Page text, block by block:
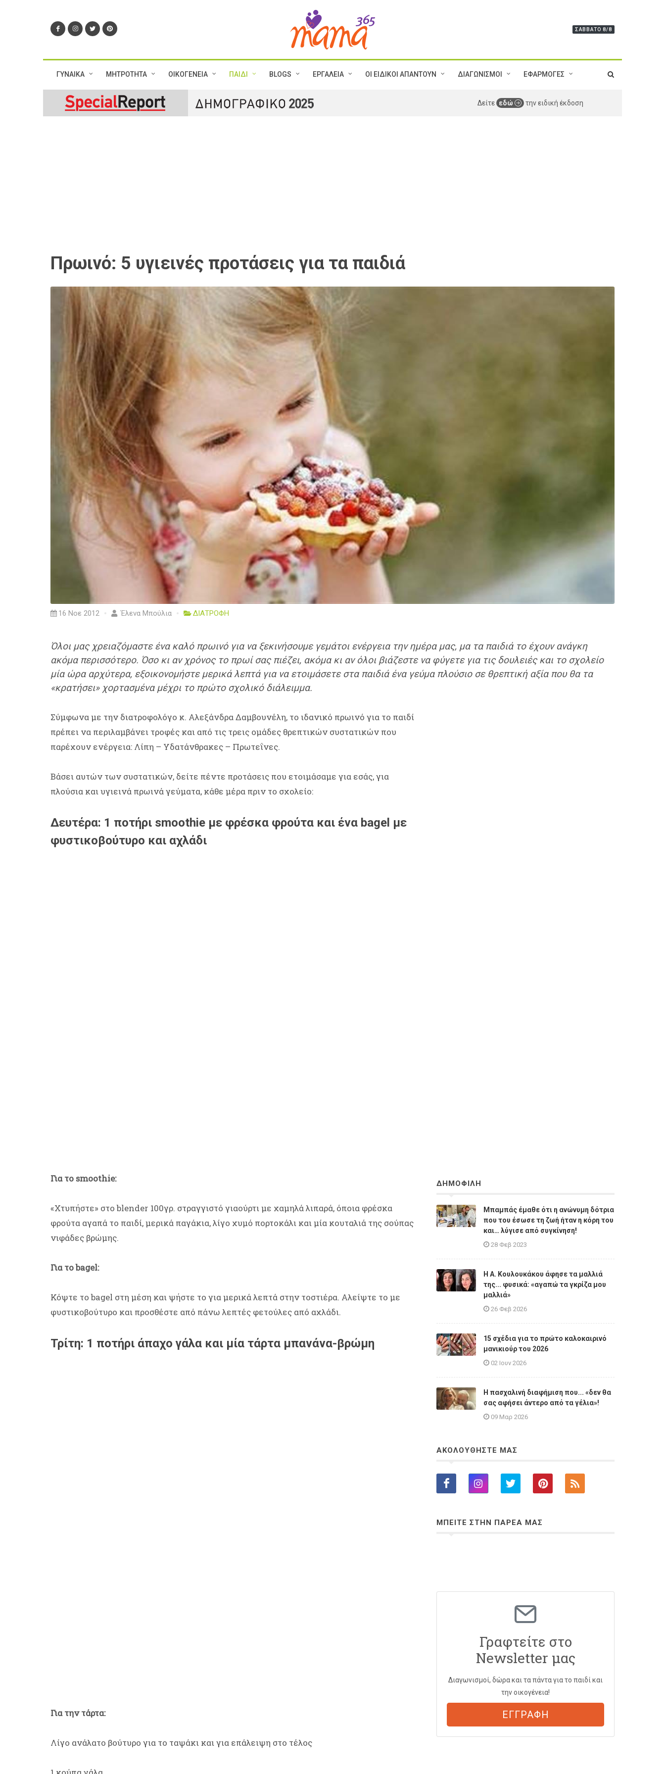
ΣΆΒΒΑΤΟ 8/8
ΓΥΝΑΙΚΑ ΜΗΤΡΟΤΗΤΑ ΟΙΚΟΓΕΝΕΙΑ ΠΑΙΔΙ BLOGS ΕΡΓΑΛΕΙΑ ΟΙ ΕΙΔΙΚΟΙ ΑΠΑΝΤΟΥΝ ΔΙΑΓΩΝΙΣΜΟΙ ΕΦΑΡΜΟΓΕΣ
Δείτε εδώ την ειδική έκδοση
Πρωινό: 5 υγιεινές προτάσεις για τα παιδιά
16 Νοε 2012 Έλενα Μπούλια ΔΙΑΤΡΟΦΗ
Όλοι μας χρειαζόμαστε ένα καλό πρωινό για να ξεκινήσουμε γεμάτοι ενέργεια την ημέρα μας, μα τα παιδιά το έχουν ανάγκη
ακόμα περισσότερο. Όσο κι αν χρόνος το πρωί σας πιέζει, ακόμα κι αν όλοι βιάζεστε να φύγετε για τις δουλειές και το σχολείο
μία ώρα αρχύτερα, εξοικονομήστε μερικά λεπτά για να ετοιμάσετε στα παιδιά ένα γεύμα πλούσιο σε θρεπτική αξία που θα τα
«κρατήσει» χορτασμένα μέχρι το πρώτο σχολικό διάλειμμα.
Σύμφωνα με την διατροφολόγο κ. Αλεξάνδρα Δαμβουνέλη, το ιδανικό πρωινό για το παιδί
πρέπει να περιλαμβάνει τροφές και από τις τρεις ομάδες θρεπτικών συστατικών που
παρέχουν ενέργεια: Λίπη – Υδατάνθρακες – Πρωτεΐνες.
Βάσει αυτών των συστατικών, δείτε πέντε προτάσεις που ετοιμάσαμε για εσάς, για
πλούσια και υγιεινά πρωινά γεύματα, κάθε μέρα πριν το σχολείο:
Δευτέρα: 1 ποτήρι smoothie με φρέσκα φρούτα και ένα bagel με
φυστικοβούτυρο και αχλάδι
Για το smoothie:
«Χτυπήστε» στο blender 100γρ. στραγγιστό γιαούρτι με χαμηλά λιπαρά, όποια φρέσκα
φρούτα αγαπά το παιδί, μερικά παγάκια, λίγο χυμό πορτοκάλι και μία κουταλιά της σούπας
νιφάδες βρώμης.
Για το bagel:
Κόψτε το bagel στη μέση και ψήστε το για μερικά λεπτά στην τοστιέρα. Αλείψτε το με
φυστικοβούτυρο και προσθέστε από πάνω λεπτές φετούλες από αχλάδι.
Τρίτη: 1 ποτήρι άπαχο γάλα και μία τάρτα μπανάνα-βρώμη
Για την τάρτα:
Λίγο ανάλατο βούτυρο για το ταψάκι και για επάλειψη στο τέλος
ΔΗΜΟΦΙΛΗ
Μπαμπάς έμαθε ότι η ανώνυμη δότρια
που του έσωσε τη ζωή ήταν η κόρη του
και… λύγισε από συγκίνηση!
28 Φεβ 2023
Η A. Κουλουκάκου άφησε τα μαλλιά
της... φυσικά: «αγαπώ τα γκρίζα μου
μαλλιά»
26 Φεβ 2026
15 σχέδια για το πρώτο καλοκαιρινό
μανικιούρ του 2026
02 Ιουν 2026
Η πασχαλινή διαφήμιση που... «δεν θα
σας αφήσει άντερο από τα γέλια»!
09 Μαρ 2026
ΑΚΟΛΟΥΘΗΣΤΕ ΜΑΣ
ΜΠΕΙΤΕ ΣΤΗΝ ΠΑΡΕΑ ΜΑΣ
Γραφτείτε στο
Newsletter μας
Διαγωνισμοί, δώρα και τα πάντα για το παιδί και
την οικογένεια!
ΕΓΓΡΑΦΗ